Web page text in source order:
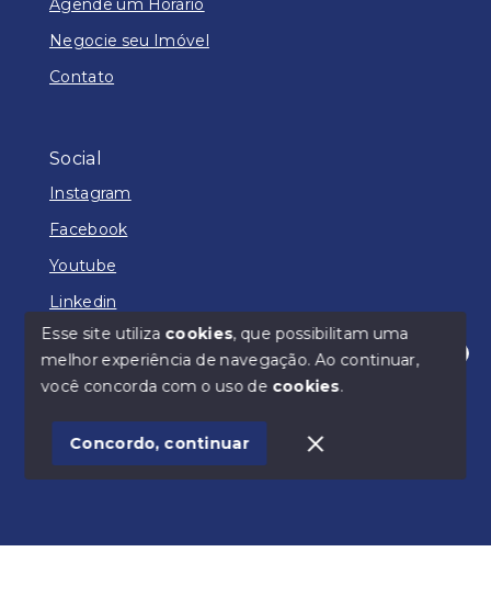
Negocie seu Imóvel
Contato
Social
Instagram
Facebook
Youtube
Linkedin
© Copyright 2026 - ADM IMÓVEIS - Todos os direitos
SITE PARA IMOBILIARIA
Olá! Como posso lhe ajudar?
Esse site utiliza cookies, que possibilitam uma
melhor experiência de navegação.Ao continuar,
você concorda com o uso de cookies.
Concordo, continuar